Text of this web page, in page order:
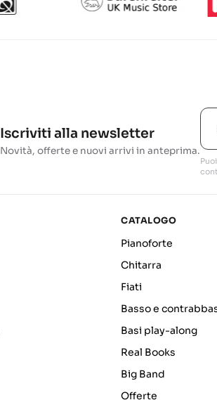
Iscriviti alla newsletter
Novità, offerte e nuovi arrivi in anteprima.
CATALOGO
Pianoforte
Chitarra
Fiati
Basso e
Basi play-along
Real Books
Big Band
Offerte